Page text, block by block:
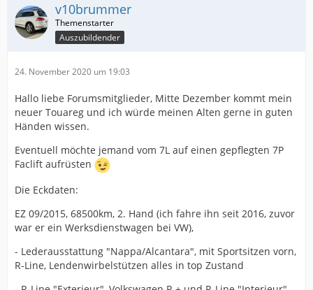
v10brummer
Auszubildender
24. November 2020 um 19:03
Hallo liebe Forumsmitglieder, Mitte Dezember kommt mein
neuer Touareg und ich würde meinen Alten gerne in guten
Händen wissen.
Eventuell möchte jemand vom 7L auf einen gepflegten 7P
Faclift aufrüsten
Die Eckdaten:
EZ 09/2015, 68500km, 2. Hand (ich fahre ihn seit 2016, zuvor
war er ein Werksdienstwagen bei VW),
- Lederausstattung "Nappa/Alcantara", mit Sportsitzen vorn,
R-Line, Lendenwirbelstützen alles in top Zustand